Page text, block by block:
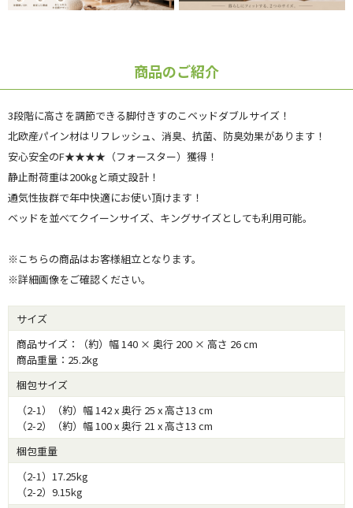
商品のご紹介
3段階に高さを調節できる脚付きすのこベッドダブルサイズ！
北欧産パイン材はリフレッシュ、消臭、抗菌、防臭効果があります！
安心安全のF★★★★（フォースター）獲得！
静止耐荷重は200kgと頑丈設計！
通気性抜群で年中快適にお使い頂けます！
ベッドを並べてクイーンサイズ、キングサイズとしても利用可能。
※こちらの商品はお客様組立となります。
※詳細画像をご確認ください。
サイズ
商品サイズ：（約）幅 140 × 奥行 200 × 高さ 26 cm
商品重量：25.2kg
梱包サイズ
（2-1）（約）幅 142 x 奥行 25 x 高さ13 cm
（2-2）（約）幅 100 x 奥行 21 x 高さ13 cm
梱包重量
（2-1）17.25kg
（2-2）9.15kg